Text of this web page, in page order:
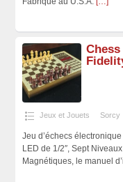
Jeux et Jouets Sorcy
Jeu d’échecs
LED de 1/2″, Sept
Magnétiques, le manuel